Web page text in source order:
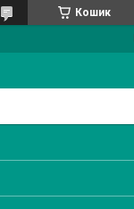
Кошик